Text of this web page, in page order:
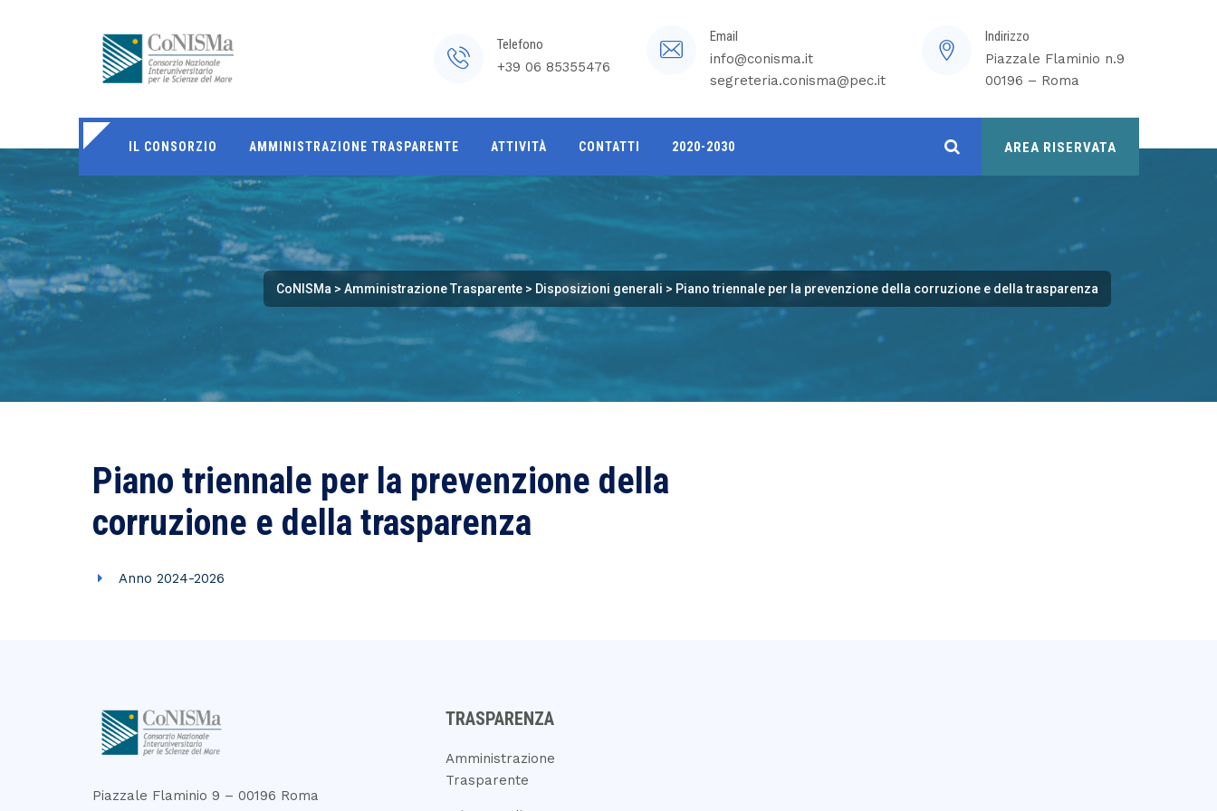
Telefono
+39 06 85355476
Email
info@conisma.it
segreteria.conisma@pec.it
Indirizzo
Piazzale Flaminio n.9
00196 – Roma
IL CONSORZIO AMMINISTRAZIONE TRASPARENTE ATTIVITÀ CONTATTI 2020-2030 AREA RISERVATA
CoNISMa > Amministrazione Trasparente > Disposizioni generali > Piano triennale per la prevenzione della corruzione e della trasparenza
Piano triennale per la prevenzione della
corruzione e della trasparenza
Anno 2024-2026
Piazzale Flaminio 9 – 00196 Roma
TRASPARENZA
Amministrazione
Trasparente